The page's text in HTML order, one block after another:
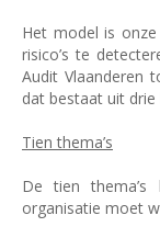
Het model is
risico’s te
Audit Vlaanderen
dat bestaat uit drie
Tien thema’s
De tien thema’s
organisatie moet